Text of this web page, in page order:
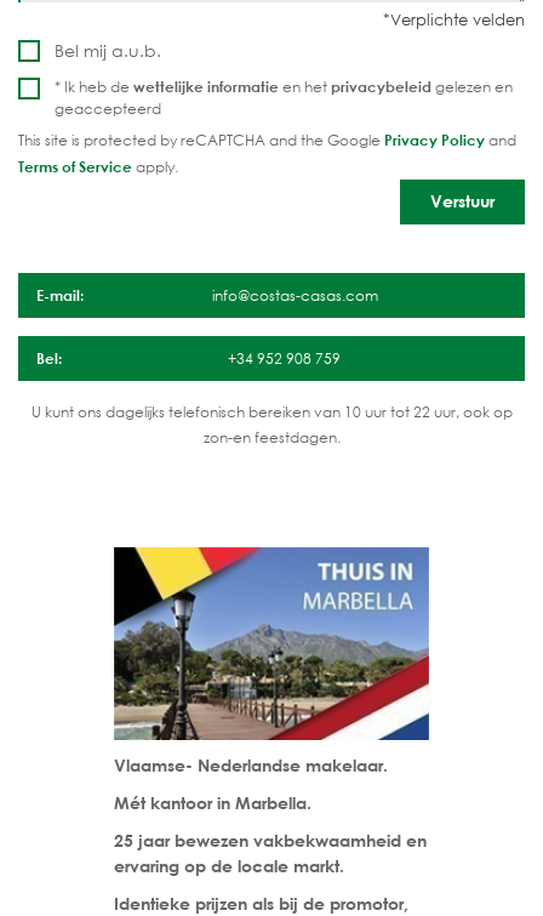
Bel mij a.u.b.
* Ik heb de wettelijke informatie en hetprivacybeleid gelezen en
geaccepteerd
This site is protected by reCAPTCHA and the Google Privacy Policyand
Terms of Serviceapply.
E-mail: info@costas-casas.com
Bel: +34 952 908 759
U kunt ons dagelijks telefonisch bereiken van 10 uur tot 22 uur, ook op
zon-en feestdagen.
Vlaamse- Nederlandse makelaar.
Mét kantoor in Marbella.
25 jaar bewezen vakbekwaamheid en
ervaring op de locale markt.
Identieke prijzen als bij de promotor,